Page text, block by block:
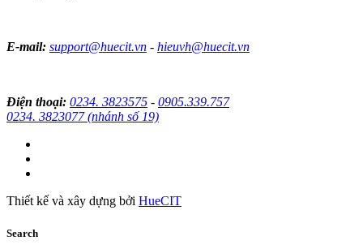
E-mail: support@huecit.vn - hieuvh@huecit.vn
Điện thoại: 0234. 3823575 - 0905.339.757
0234. 3823077 (nhánh số 19)
Thiết kế và xây dựng bởi HueCIT
Search